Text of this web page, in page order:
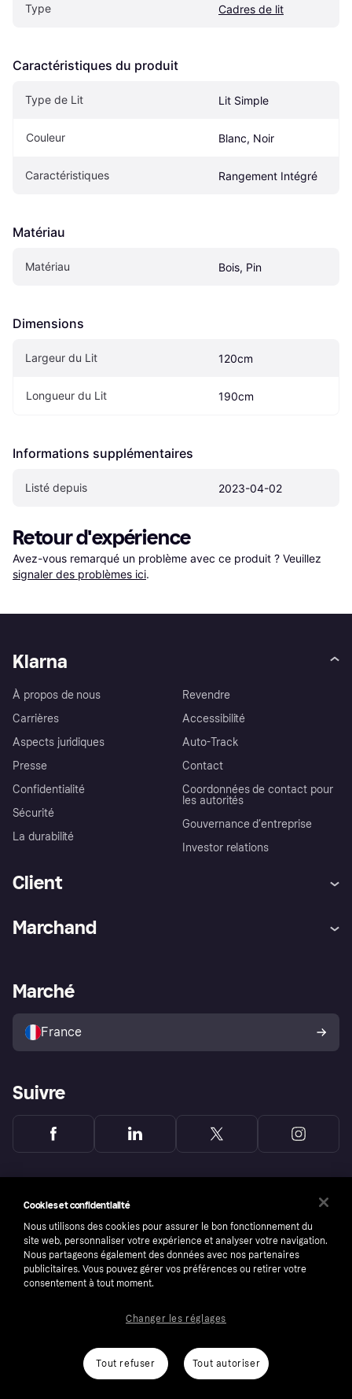
Type Cadres de lit
Caractéristiques du produit
Type de Lit Lit Simple
Couleur Blanc, Noir
Caractéristiques Rangement Intégré
Matériau
Matériau Bois, Pin
Dimensions
Largeur du Lit 120cm
Longueur du Lit 190cm
Informations supplémentaires
Listé depuis 2023-04-02
Retour d'expérience
Avez-vous remarqué un problème avec ce produit ? Veuillez
signaler des problèmes ici.
Klarna
À propos de nous
Carrières
Aspects juridiques
Presse
Confidentialité
Sécurité
La durabilité
Revendre
Accessibilité
Auto-Track
Contact
Coordonnées de contact pour
les autorités
Gouvernance d’entreprise
Investor relations
Client
Explorez les magasins
Politique de protection de
l’acheteur Klarna
Marchand
Portail Marchand
Marché
France
Suivre
number: 556737-0431
ConditionsCookiesKlarna.com
Cookies et confidentialité
Nous utilisons des cookies pour assurer le bon fonctionnement du
site web, personnaliser votre expérience et analyser votre navigation.
Nous partageons également des données avec nos partenaires
publicitaires. Vous pouvez gérer vos préférences ou retirer votre
consentement à tout moment.
Tout refuser Tout autoriser
Changer les réglages